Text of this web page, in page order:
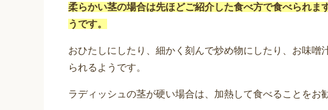
柔らかい茎の場合は先ほどご紹介した食べ方で食べられま
うです。
おひたしにしたり、細かく刻んで炒め物にしたり、お味噌
られるようです。
ラディッシュの茎が硬い場合は、加熱して食べることをお